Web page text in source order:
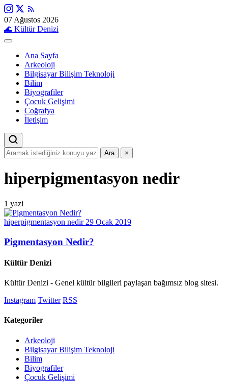
07 Ağustos 2026
🌊 Kültür Denizi
Ana Sayfa
Arkeoloji
Bilgisayar Bilişim Teknoloji
Bilim
Biyografiler
Çocuk Gelişimi
Coğrafya
İletişim
Ara ×
hiperpigmentasyon nedir
1 yazi
hiperpigmentasyon nedir 29 Ocak 2019
Pigmentasyon Nedir?
Kültür Denizi
Kültür Denizi - Genel kültür bilgileri paylaşan bağımsız blog sitesi.
Instagram Twitter RSS
Kategoriler
Arkeoloji
Bilgisayar Bilişim Teknoloji
Bilim
Biyografiler
Çocuk Gelişimi